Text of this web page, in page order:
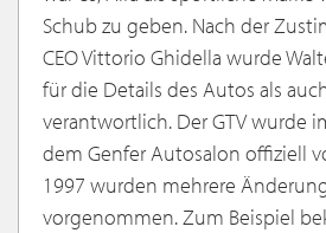
Schub zu geben. Nach der
CEO Vittorio Ghidella wurde
für die Details des Autos als
verantwortlich. Der GTV wurde
dem Genfer Autosalon offiziell
1997 wurden mehrere
vorgenommen. Zum Beispiel